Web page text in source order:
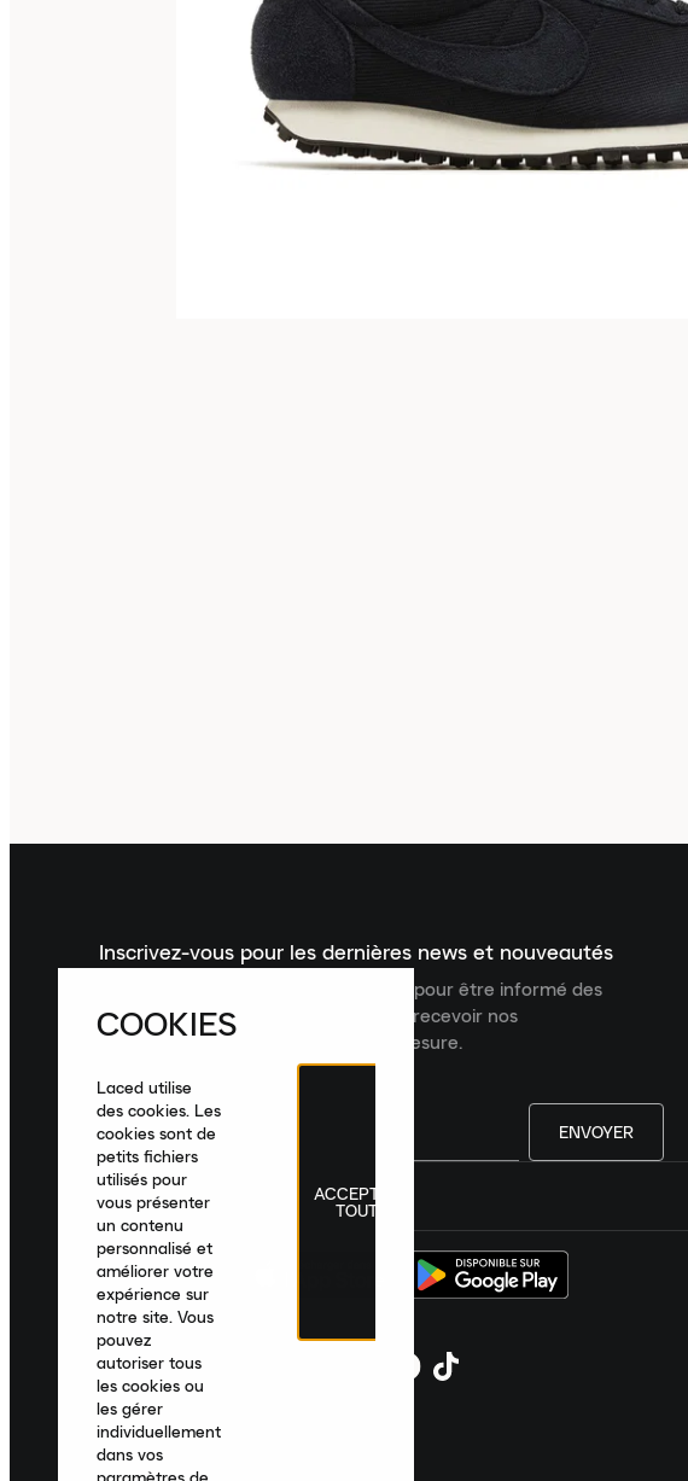
Inscrivez-vous pour les dernières news et nouveautés
Inscrivez-vous à la newsletter Laced pour être informé des
dernières nouveautés, collections et recevoir nos
recommandations de produits sur mesure.
ENVOYER
France|Français
COOKIES
Laced utilise
des cookies. Les
cookies sont de
petits fichiers
utilisés pour
vous présenter
un contenu
personnalisé et
améliorer votre
expérience sur
notre site. Vous
pouvez
autoriser tous
les cookies ou
les gérer
individuellement
dans vos
ACCEPTER
TOUT